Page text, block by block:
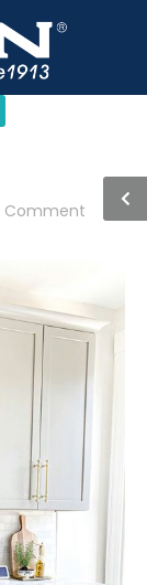
Comment